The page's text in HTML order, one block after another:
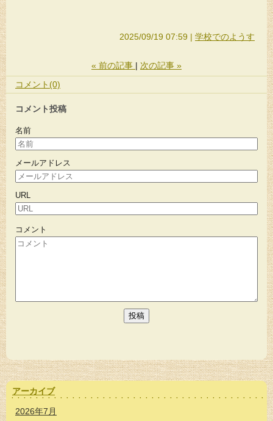
2025/09/19 07:59 学校でのようす
« 前の記事 次の記事 »
コメント(0)
コメント投稿
名前
メールアドレス
URL
コメント
アーカイブ
2026年7月